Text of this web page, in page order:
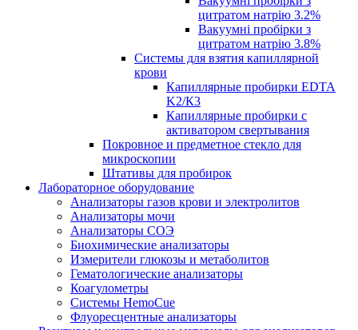
цитратом натрію 3.2%
Вакуумні пробірки з
цитратом натрію 3.8%
Системы для взятия капиллярной
крови
Капиллярные пробирки EDTA
K2/К3
Капиллярные пробирки с
активатором свертывания
Покровное и предметное стекло для
микроскопии
Штативы для пробирок
Лабораторное оборудование
Анализаторы газов крови и электролитов
Анализаторы мочи
Анализаторы СОЭ
Биохимические анализаторы
Измерители глюкозы и метаболитов
Гематологические анализаторы
Коагулометры
Системы HemoCue
Флуоресцентные анализаторы